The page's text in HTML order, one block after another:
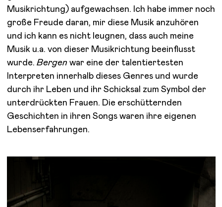
Musikrichtung) aufgewachsen. Ich habe immer noch
große Freude daran, mir diese Musik anzuhören
und ich kann es nicht leugnen, dass auch meine
Musik u.a. von dieser Musikrichtung beeinflusst
wurde. Bergenwar eine der talentiertesten
Interpreten innerhalb dieses Genres und wurde
durch ihr Leben und ihr Schicksal zum Symbol der
unterdrückten Frauen. Die erschütternden
Geschichten in ihren Songs waren ihre eigenen
Lebenserfahrungen.